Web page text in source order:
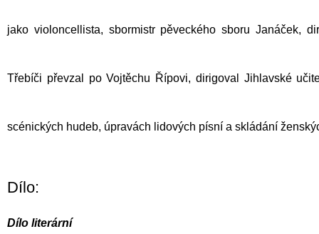
jako violoncellista, sbormistr pěveckého sboru Janáček,
Třebíči převzal po Vojtěchu Řípovi, dirigoval Jihlavské
scénických hudeb, úpravách lidových písní a skládání
Dílo:
Dílo literární